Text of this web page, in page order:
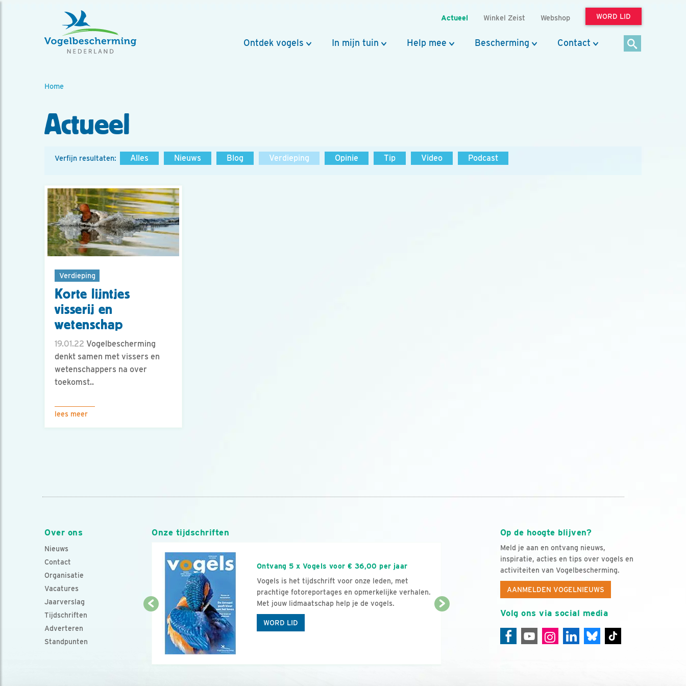
Actueel Winkel Zeist Webshop WORD LID
Ontdek vogels In mijn tuin Help mee Bescherming Contact
Home
Actueel
Verfijn resultaten: Alles Nieuws Blog Verdieping Opinie Tip Video Podcast
Verdieping
Korte lijntjes
visserij en
wetenschap
19.01.22 Vogelbescherming
denkt samen met vissers en
wetenschappers na over
toekomst..
lees meer
Over ons
Nieuws
Contact
Organisatie
Vacatures
Jaarverslag
Tijdschriften
Adverteren
Standpunten
Op de hoogte blijven?
Meld je aan en ontvang nieuws,
inspiratie, acties en tips over vogels en
activiteiten van Vogelbescherming.
AANMELDEN VOGELNIEUWS
Volg ons via social media
Onze tijdschriften
Ontvang 5 x Vogels voor € 36,00 per jaar
Vogels is het tijdschrift voor onze leden, met
prachtige fotoreportages en opmerkelijke verhalen.
Met jouw lidmaatschap help je de vogels.
WORD LID